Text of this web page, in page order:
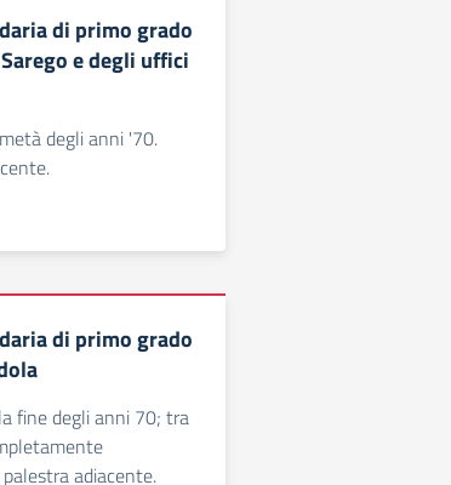
di primo grado
e degli uffici
degli anni '70.
di primo grado
fine degli anni 70; tra
adiacente.